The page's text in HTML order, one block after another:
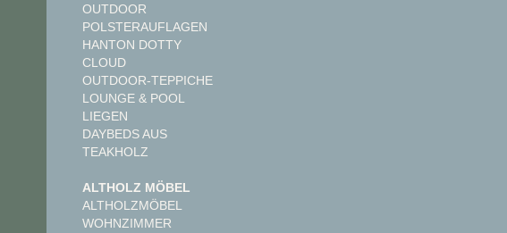
OUTDOOR
POLSTERAUFLAGEN
HANTON DOTTY
CLOUD
OUTDOOR-TEPPICHE
LOUNGE & POOL
LIEGEN
DAYBEDS AUS
TEAKHOLZ
ALTHOLZ MÖBEL
ALTHOLZMÖBEL
WOHNZIMMER